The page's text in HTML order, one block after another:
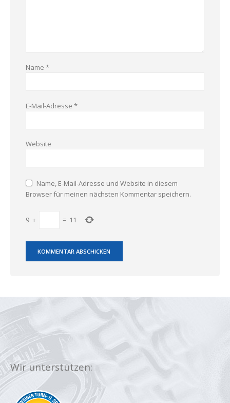
Name *
E-Mail-Adresse *
Website
Name, E-Mail-Adresse und Website in diesem
Browser für meinen nächsten Kommentar speichern.
9 + = 11
Wir unterstützen: